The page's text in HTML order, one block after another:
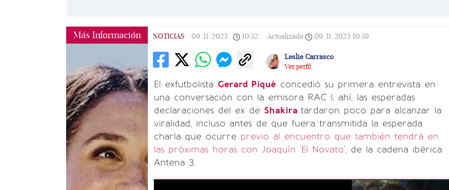
Más Información NOTICIAS 09/11/2023 10:52 Actualizada 09/11/2023 10:59
Leslie Carrasco
Ver perfil
El exfutbolista Gerard Piqué concedió su primera entrevista en
una conversación con la emisora RAC 1, ahí, las esperadas
declaraciones del ex de Shakira tardaron poco para alcanzar la
viralidad, incluso antes de que fuera transmitida la esperada
charla que ocurre previo al encuentro que también tendrá en
las próximas horas con Joaquín 'El Novato', de la cadena ibérica
Antena 3.